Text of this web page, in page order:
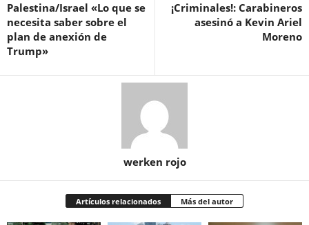
Palestina/Israel «Lo que se
necesita saber sobre el
plan de anexión de
Trump»
¡Criminales!: Carabineros
asesinó a Kevin Ariel
Moreno
werken rojo
Artículos relacionados Más del autor